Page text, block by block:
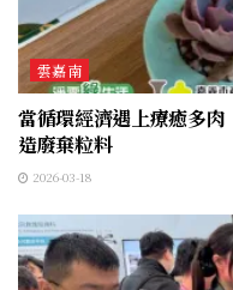
雲嘉南
當循環經濟遇上療癒多
造廢棄粒料
2026-03-18